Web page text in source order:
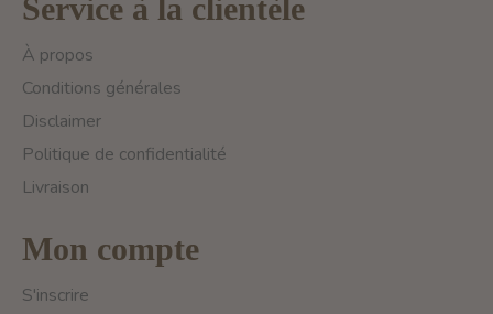
Service à la clientèle
À propos
Conditions générales
Disclaimer
Politique de confidentialité
Livraison
Mon compte
S'inscrire